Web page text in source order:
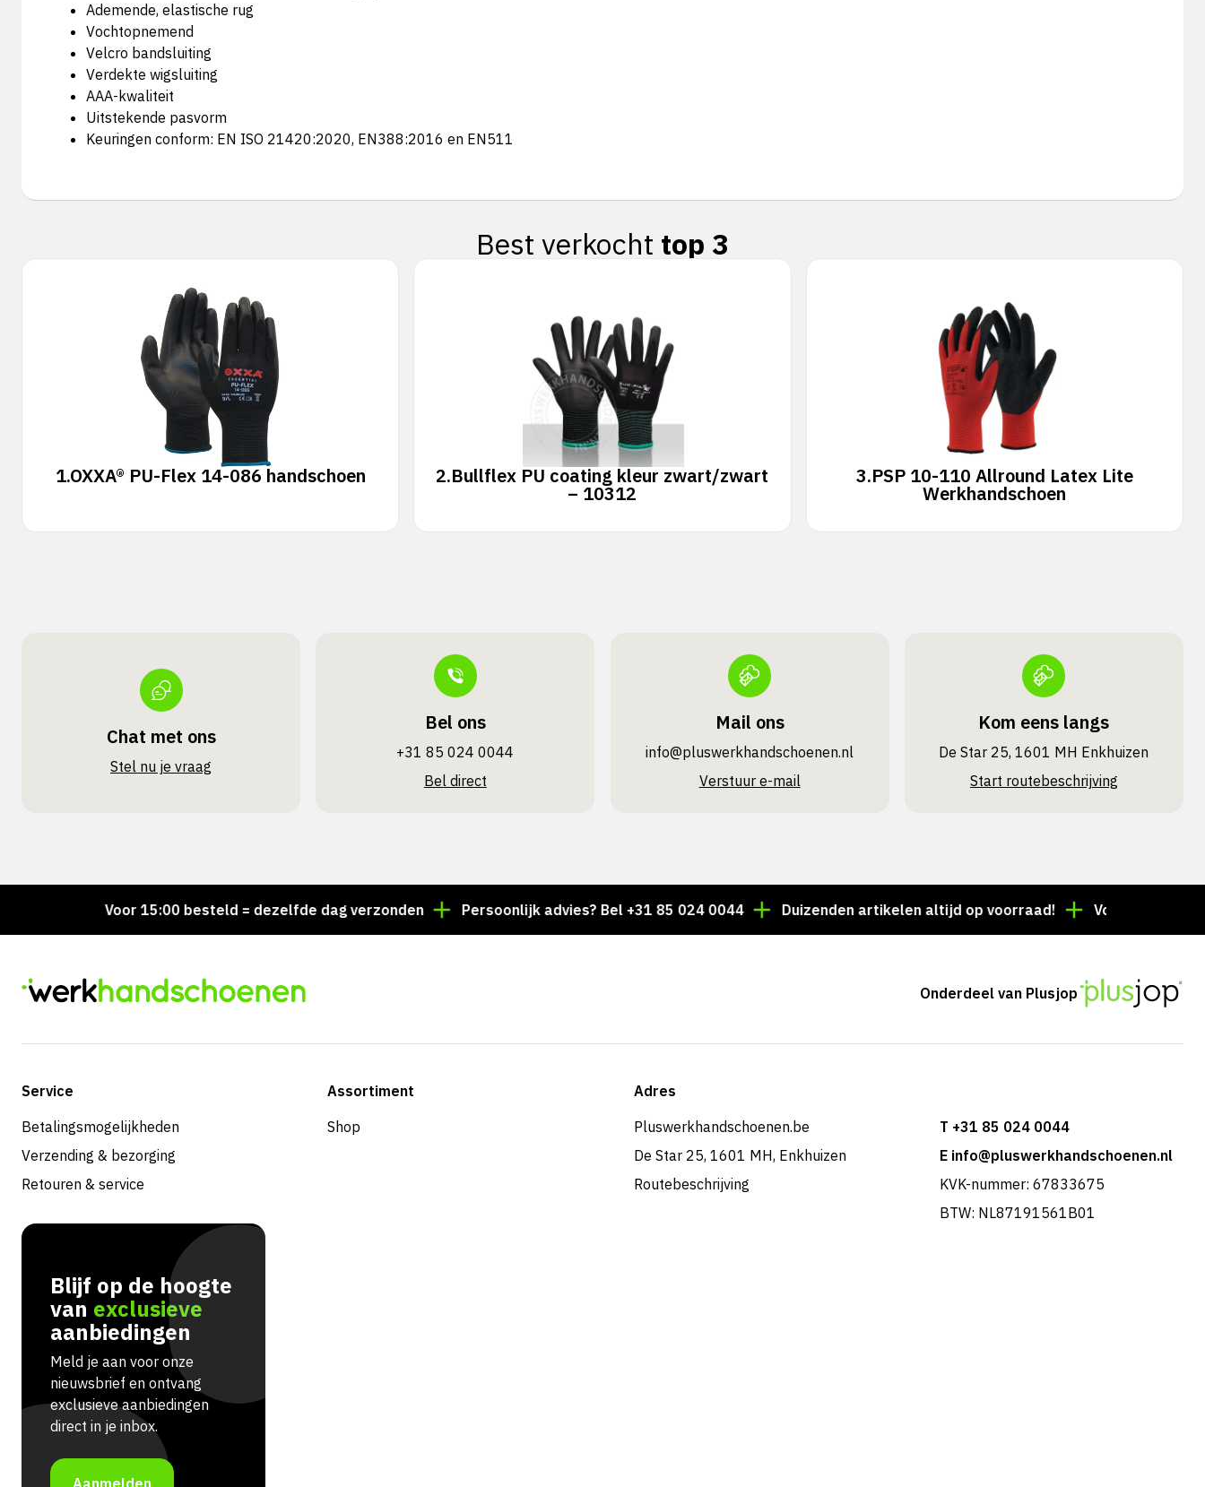
Ademende, elastische rug
Vochtopnemend
Velcro bandsluiting
Verdekte wigsluiting
AAA-kwaliteit
Uitstekende pasvorm
Keuringen conform: EN ISO 21420:2020, EN388:2016 en EN511
Best verkocht top 3
1.OXXA® PU-Flex 14-086 handschoen 2.Bullflex PU coating kleur zwart/zwart
– 10312
3.PSP 10-110 Allround Latex Lite
Werkhandschoen
Chat met ons
Stel nu je vraag
Bel ons
+31 85 024 0044
Bel direct
Mail ons
info@pluswerk­handschoenen.nl
Verstuur e-mail
Kom eens langs
De Star 25, 1601 MH Enkhuizen
Start routebeschrijving
Voor 15:00 besteld = dezelfde dag verzonden Persoonlijk advies? Bel +31 85 024 0044 Duizenden artikelen altijd op voorraad! Voor 15:00 besteld =
Onderdeel van Plusjop
Service
Betalingsmogelijkheden
Verzending & bezorging
Retouren & service
Assortiment
Shop
Adres
Pluswerkhandschoenen.be
De Star 25, 1601 MH, Enkhuizen
Routebeschrijving
T +31 85 024 0044
E info@pluswerkhandschoenen.nl
KVK-nummer: 67833675
BTW: NL87191561B01
Blijf op de hoogte
van exclusieve
aanbiedingen
Meld je aan voor onze
nieuwsbrief en ontvang
exclusieve aanbiedingen
direct in je inbox.